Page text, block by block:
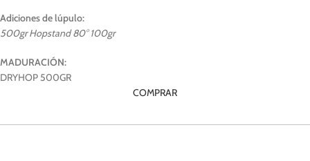
Adiciones de lúpulo:
500gr Hopstand 80° 100gr
MADURACIÓN:
DRYHOP 500GR
COMPRAR